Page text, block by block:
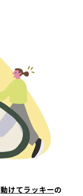
動けてラッキーの